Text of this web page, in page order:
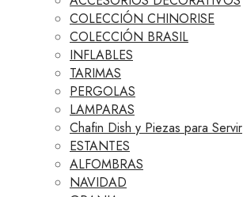
COLECCIÓN CHINORISE
COLECCIÓN BRASIL
INFLABLES
TARIMAS
PERGOLAS
LAMPARAS
Chafin Dish y Piezas para Servir
ESTANTES
ALFOMBRAS
NAVIDAD